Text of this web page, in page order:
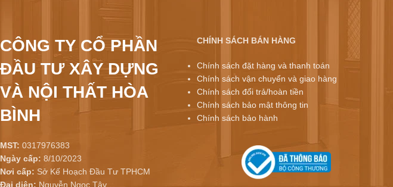
CÔNG TY CỔ PHẦN
ĐẦU TƯ XÂY DỰNG
VÀ NỘI THẤT HÒA
BÌNH
MST: 0317976383
Ngày cấp: 8/10/2023
Nơi cấp: Sở Kế Hoạch Đầu Tư TPHCM
Đại diện: Nguyễn Ngọc Tây
CHÍNH SÁCH BÁN HÀNG
Chính sách đặt hàng và thanh toán
Chính sách vận chuyển và giao hàng
Chính sách đổi trả/hoàn tiền
Chính sách bảo mật thông tin
Chính sách bảo hành